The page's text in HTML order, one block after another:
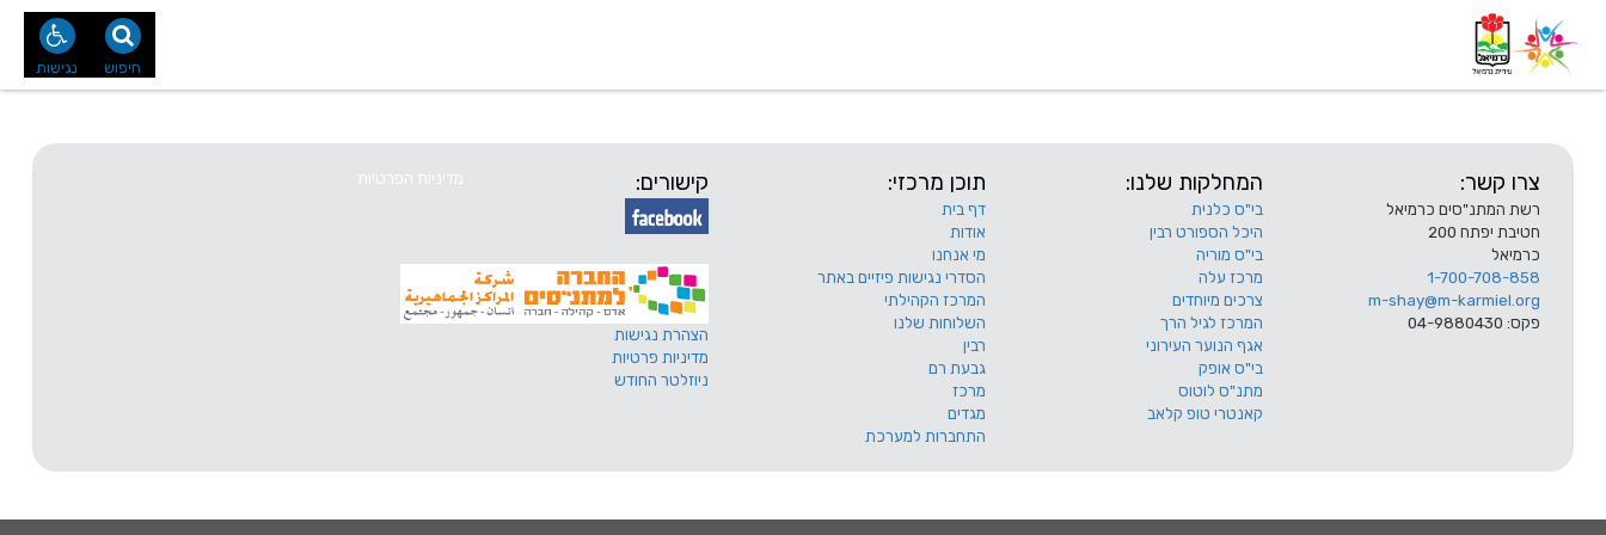
נגישות חיפוש
צרו קשר:
רשת המתנ"סים כרמיאל
חטיבת יפתח 200
כרמיאל
1-700-708-858
m-shay@m-karmiel.org
פקס: 04-9880430
המחלקות שלנו:
בי"ס כלנית
היכל הספורט רבין
בי"ס מוריה
מרכז עלה
צרכים מיוחדים
המרכז לגיל הרך
אגף הנוער העירוני
בי"ס אופק
מתנ"ס לוטוס
קאנטרי טופ קלאב
תוכן מרכזי:
דף בית
אודות
מי אנחנו
הסדרי נגישות פיזיים באתר
המרכז הקהילתי
השלוחות שלנו
רבין
גבעת רם
מרכז
מגדים
התחברות למערכת
קישורים:
הצהרת נגישות
מדיניות פרטיות
ניוזלטר החודש
מדיניות הפרטיות